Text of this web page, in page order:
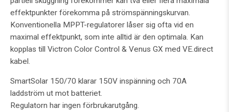
effektpunkter förekomma på strömspänningskurvan.
Konventionella MPPT-regulatorer låser sig ofta vid en
maximal effektpunkt, som inte alltid är den optimala. Kan
kopplas till Victron Color Control & Venus GX med VE.direct
kabel.
SmartSolar 150/70 klarar 150V inspänning och 70A
laddström ut mot batteriet.
Regulatorn har ingen förbrukarutgång.